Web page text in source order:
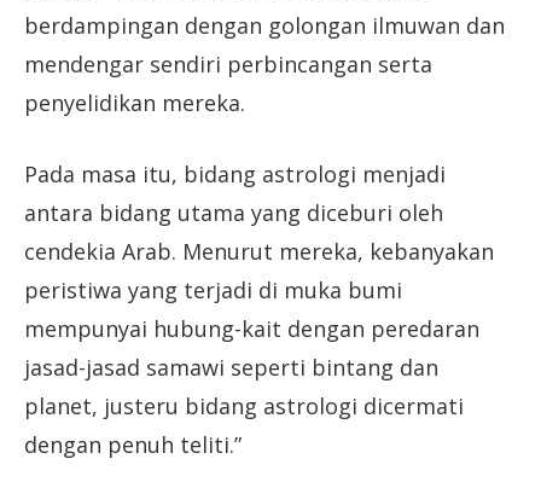
berdampingan dengan golongan ilmuwan dan
mendengar sendiri perbincangan serta
penyelidikan mereka.
Pada masa itu, bidang astrologi menjadi
antara bidang utama yang diceburi oleh
cendekia Arab. Menurut mereka, kebanyakan
peristiwa yang terjadi di muka bumi
mempunyai hubung-kait dengan peredaran
jasad-jasad samawi seperti bintang dan
planet, justeru bidang astrologi dicermati
dengan penuh teliti.”